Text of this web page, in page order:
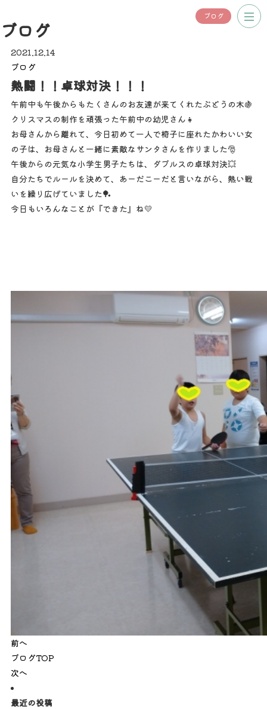
ブログ
ブログ
2021.12.14
ブログ
熱闘！！卓球対決！！！
午前中も午後からもたくさんのお友達が来てくれたぶどうの木🍇
クリスマスの制作を頑張った午前中の幼児さん👧
お母さんから離れて、今日初めて一人で椅子に座れたかわいい女
の子は、お母さんと一緒に素敵なサンタさんを作りました🎅
午後からの元気な小学生男子たちは、ダブルスの卓球対決💥
自分たちでルールを決めて、あーだこーだと言いながら、熱い戦
いを繰り広げていました🏓
今日もいろんなことが『できた』ね💛
前へ
ブログTOP
次へ
最近の投稿